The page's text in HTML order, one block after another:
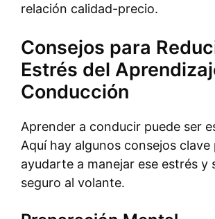
relación calidad-precio.
Consejos para
Estrés del
Conducción
Aprender a conducir puede ser
Aquí hay algunos consejos clave
ayudarte a manejar ese estrés y
seguro al volante.